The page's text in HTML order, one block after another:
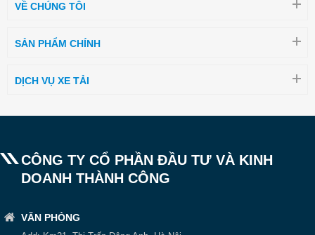
VỀ CHÚNG TÔI
SẢN PHẨM CHÍNH
DỊCH VỤ XE TẢI
CÔNG TY CỔ PHẦN ĐẦU TƯ VÀ KINH
DOANH THÀNH CÔNG
VĂN PHÒNG